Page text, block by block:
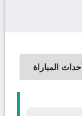
المباراة